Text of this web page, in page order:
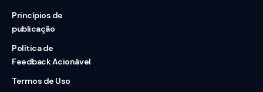
Princípios de
publicação
Política de
Feedback Acionável
Termos de Uso